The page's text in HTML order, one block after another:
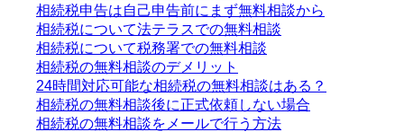
相続税申告は自己申告前にまず無料相談から
相続税について法テラスでの無料相談
相続税について税務署での無料相談
相続税の無料相談のデメリット
24時間対応可能な相続税の無料相談はある？
相続税の無料相談後に正式依頼しない場合
相続税の無料相談をメールで行う方法